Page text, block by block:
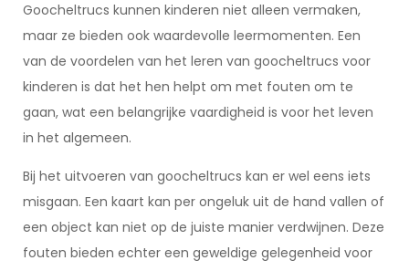
Goocheltrucs kunnen kinderen niet alleen vermaken,
maar ze bieden ook waardevolle leermomenten. Een
van de voordelen van het leren van goocheltrucs voor
kinderen is dat het hen helpt om met fouten om te
gaan, wat een belangrijke vaardigheid is voor het leven
in het algemeen.
Bij het uitvoeren van goocheltrucs kan er wel eens iets
misgaan. Een kaart kan per ongeluk uit de hand vallen of
een object kan niet op de juiste manier verdwijnen. Deze
fouten bieden echter een geweldige gelegenheid voor